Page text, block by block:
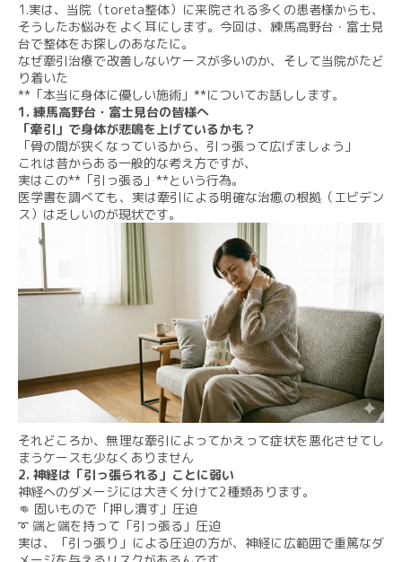
1.実は、当院（toreta整体）に来院される多くの患者様からも、
そうしたお悩みをよく耳にします。​今回は、練馬高野台・富士見
台で整体をお探しのあなたに。
​なぜ牽引治療で改善しないケースが多いのか、そして当院がたど
り着いた
**「本当に身体に優しい施術」**についてお話しします。
1. 練馬高野台・富士見台の皆様へ
「牽引」で身体が悲鳴を上げているかも？​
「骨の間が狭くなっているから、引っ張って広げましょう」​
これは昔からある一般的な考え方ですが、
実はこの**「引っ張る」**という行為。
医学書を調べても、実は牽引による明確な治癒の根拠（エビデン
ス）は乏しいのが現状です。​
それどころか、無理な牽引によってかえって症状を悪化させてし
まうケースも少なくありません
​2. 神経は「引っ張られる」ことに弱い​
神経へのダメージには大きく分けて2種類あります。​
👊 固いもので「押し潰す」圧迫​
➰ 端と端を持って「引っ張る」圧迫​
実は、「引っ張り」による圧迫の方が、神経に広範囲で重篤なダ